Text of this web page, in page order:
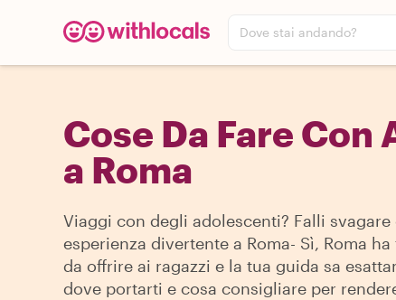
Dove stai andando?
Cose Da Fare
a Roma
Viaggi con degli adolescenti? Falli svagare
esperienza divertente a Roma- Sì, Roma
da offrire ai ragazzi e la tua guida sa
dove portarti e cosa consigliare per